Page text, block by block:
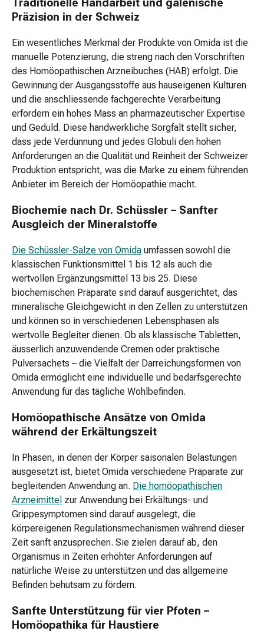
Augen-
up-
Entferner
Deckstift
Foundation
Eyeliner
&
Kajal
Kosmetikzubehör
Lidschatten
Lippenbalsam
Lippenstift
Rouge
Künstliche
BB-
&
CC-
Cream
Puder
Parfum
&
Deo
Deo
&
Antitranspirant
Parfum
Parfum
für
Herren
Parfum
für
Kinder
Rasur
&
Haarentfernung
Aftershave
Rasurpflege
Rasierpinsel
Traditionelle Handarbeit und galenische
Präzision in der Schweiz
Ein wesentliches Merkmal der Produkte von Omida ist die
manuelle Potenzierung, die streng nach den Vorschriften
des Homöopathischen Arzneibuches (HAB) erfolgt. Die
Gewinnung der Ausgangsstoffe aus hauseigenen Kulturen
und die anschliessende fachgerechte Verarbeitung
erfordern ein hohes Mass an pharmazeutischer Expertise
und Geduld. Diese handwerkliche Sorgfalt stellt sicher,
dass jede Verdünnung und jedes Globuli den hohen
Anforderungen an die Qualität und Reinheit der Schweizer
Produktion entspricht, was die Marke zu einem führenden
Anbieter im Bereich der Homöopathie macht.
Biochemie nach Dr. Schüssler – Sanfter
Ausgleich der Mineralstoffe
Die Schüssler-Salze von Omida umfassen sowohl die
klassischen Funktionsmittel 1 bis 12 als auch die
wertvollen Ergänzungsmittel 13 bis 25. Diese
biochemischen Präparate sind darauf ausgerichtet, das
mineralische Gleichgewicht in den Zellen zu unterstützen
und können so in verschiedenen Lebensphasen als
wertvolle Begleiter dienen. Ob als klassische Tabletten,
äusserlich anzuwendende Cremen oder praktische
Pulversachets – die Vielfalt der Darreichungsformen von
Omida ermöglicht eine individuelle und bedarfsgerechte
Anwendung für das tägliche Wohlbefinden.
Homöopathische Ansätze von Omida
während der Erkältungszeit
In Phasen, in denen der Körper saisonalen Belastungen
ausgesetzt ist, bietet Omida verschiedene Präparate zur
begleitenden Anwendung an. Die homöopathischen
Arzneimittel zur Anwendung bei Erkältungs- und
Grippesymptomen sind darauf ausgelegt, die
körpereigenen Regulationsmechanismen während dieser
Zeit sanft anzusprechen. Sie zielen darauf ab, den
Organismus in Zeiten erhöhter Anforderungen auf
natürliche Weise zu unterstützen und das allgemeine
Befinden behutsam zu fördern.
Sanfte Unterstützung für vier Pfoten –
Homöopathika für Haustiere